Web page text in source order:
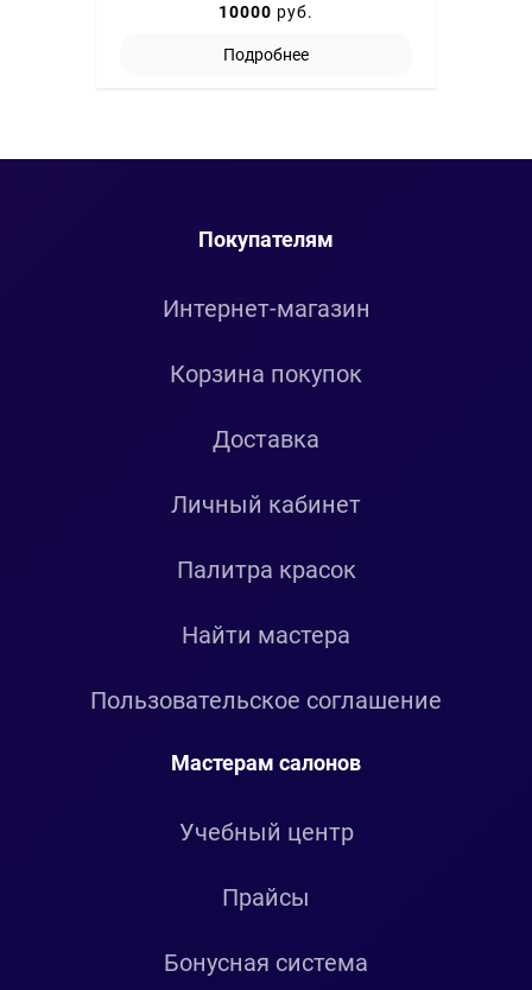
10000 руб.
Подробнее
Покупателям
Интернет-магазин
Корзина покупок
Доставка
Личный кабинет
Палитра красок
Найти мастера
Пользовательское соглашение
Мастерам салонов
Учебный центр
Прайсы
Бонусная система